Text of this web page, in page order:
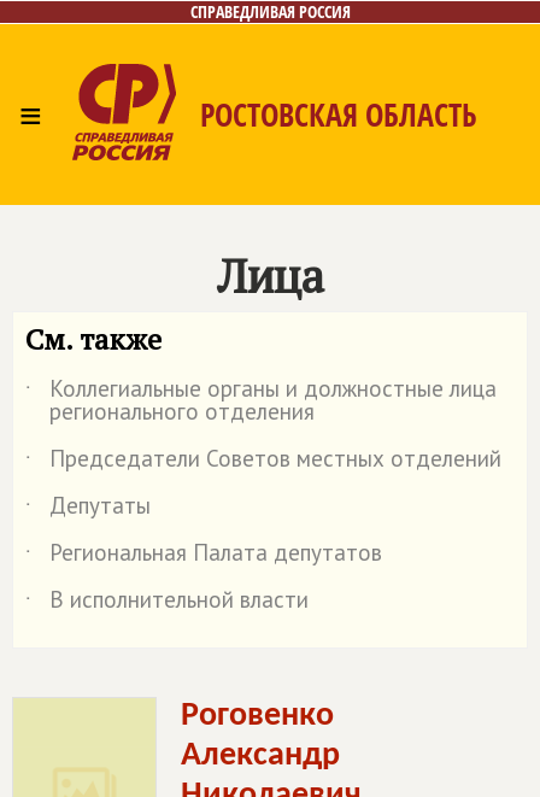
СПРАВЕДЛИВАЯ РОССИЯ
≡ РОСТОВСКАЯ ОБЛАСТЬ
Контакты
Лица
См. также
˙ Коллегиальные органы и должностные лица
регионального отделения
˙
Председатели Советов местных отделений
˙
Депутаты
˙
Региональная Палата депутатов
˙
В исполнительной власти
Роговенко
Александр